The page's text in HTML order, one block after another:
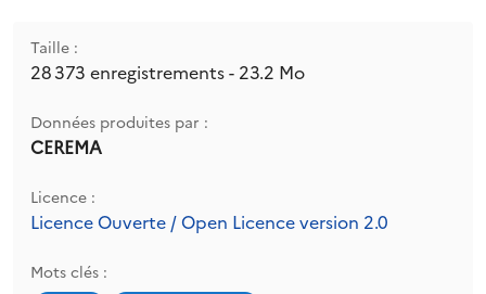
Taille :
28 373 enregistrements - 23.2 Mo
Données produites par :
CEREMA
Licence :
Licence Ouverte / Open Licence version 2.0
Mots clés :